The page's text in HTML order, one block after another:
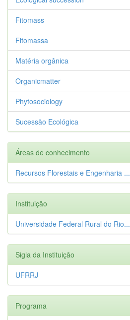
Fitomass
Fitomassa
Matéria orgânica
Organicmatter
Phytosociology
Sucessão Ecológica
Áreas de conhecimento
Recursos Florestais e Engenharia ...
Instituição
Universidade Federal Rural do Rio...
Sigla da Instituição
UFRRJ
Programa